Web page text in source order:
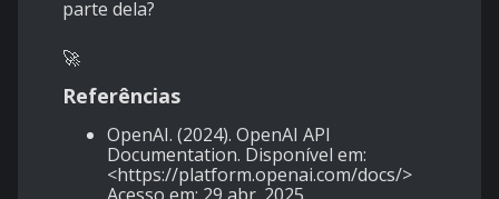
parte dela?
🚀
Referências
OpenAI. (2024). OpenAI API
Documentation. Disponível em:
<https://platform.openai.com/docs/>